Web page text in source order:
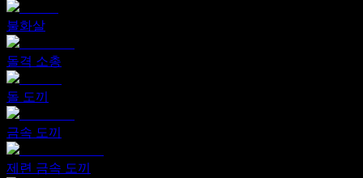
불화살
돌격 소총
돌 도끼
금속 도끼
제련 금속 도끼